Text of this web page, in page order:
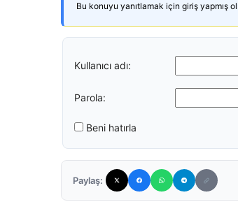
Bu konuyu yanıtlamak için giriş yapmış
Kullanıcı adı:
Parola:
Beni hatırla
Paylaş: